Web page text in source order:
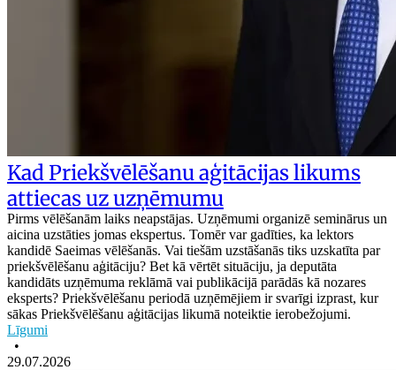
Kad Priekšvēlēšanu aģitācijas likums
attiecas uz uzņēmumu
Pirms vēlēšanām laiks neapstājas. Uzņēmumi organizē seminārus un
aicina uzstāties jomas ekspertus. Tomēr var gadīties, ka lektors
kandidē Saeimas vēlēšanās. Vai tiešām uzstāšanās tiks uzskatīta par
priekšvēlēšanu aģitāciju? Bet kā vērtēt situāciju, ja deputāta
kandidāts uzņēmuma reklāmā vai publikācijā parādās kā nozares
eksperts? Priekšvēlēšanu periodā uzņēmējiem ir svarīgi izprast, kur
sākas Priekšvēlēšanu aģitācijas likumā noteiktie ierobežojumi.
Līgumi
•
29.07.2026